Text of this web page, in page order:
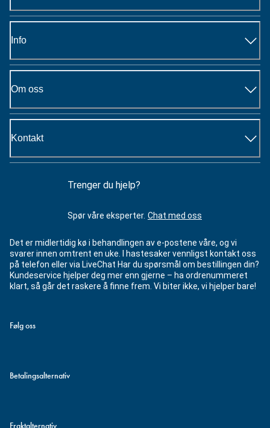
Info
Om oss
Kontakt
Trenger du hjelp?
Spør våre eksperter. Chat med oss
Det er midlertidig kø i behandlingen av e-postene våre, og vi
svarer innen omtrent en uke. I hastesaker vennligst kontakt oss
på telefon eller via LiveChat Har du spørsmål om bestillingen din?
Kundeservice hjelper deg mer enn gjerne – ha ordrenummeret
klart, så går det raskere å finne frem. Vi biter ikke, vi hjelper bare!
Følg oss
Betalingsalternativ
Fraktalternativ